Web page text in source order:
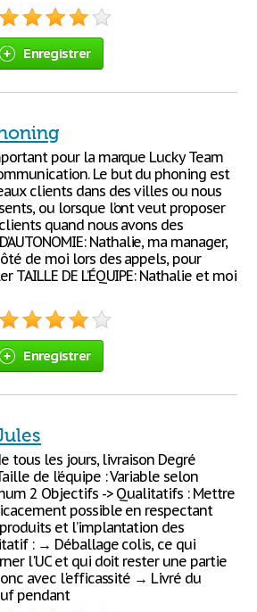
Enregistrer
pour la marque Lucky Team
Le but du phoning est
clients dans des villes ou nous
ou lorsque l’ont veut proposer
quand nous avons des
Nathalie, ma manager,
de moi lors des appels, pour
TAILLE DE L’ÉQUIPE: Nathalie et moi
Enregistrer
tous les jours, livraison Degré
de l’équipe : Variable selon
2 Objectifs -> Qualitatifs : Mettre
possible en respectant
et l’implantation des
: → Déballage colis, ce qui
l'UC et qui doit rester une partie
avec l'efficassité → Livré du
pendant